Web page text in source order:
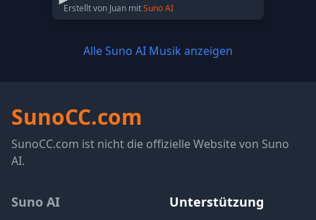
Erstellt von Juan mitSuno AI
Alle Suno AI Musik anzeigen
SunoCC.com
SunoCC.com ist nicht die offizielle Website von Suno
AI.
Suno AI Unterstützung